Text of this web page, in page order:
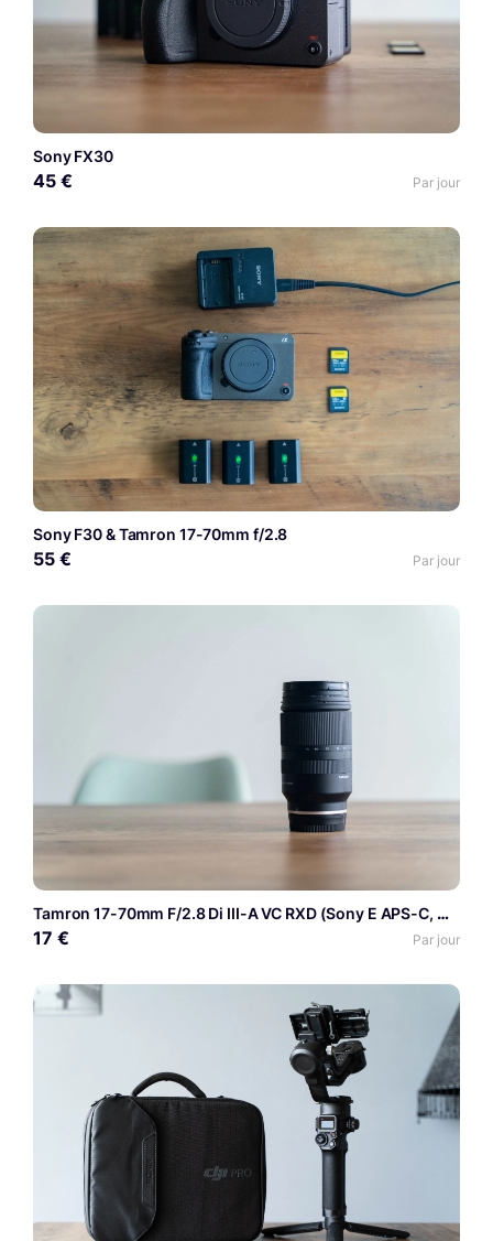
Sony FX30
45 € Par jour
Sony F30 & Tamron 17-70mm f/2.8
55 € Par jour
Tamron 17-70mm F/2.8 Di III-A VC RXD (Sony E APS-C, Model B070)
17 € Par jour